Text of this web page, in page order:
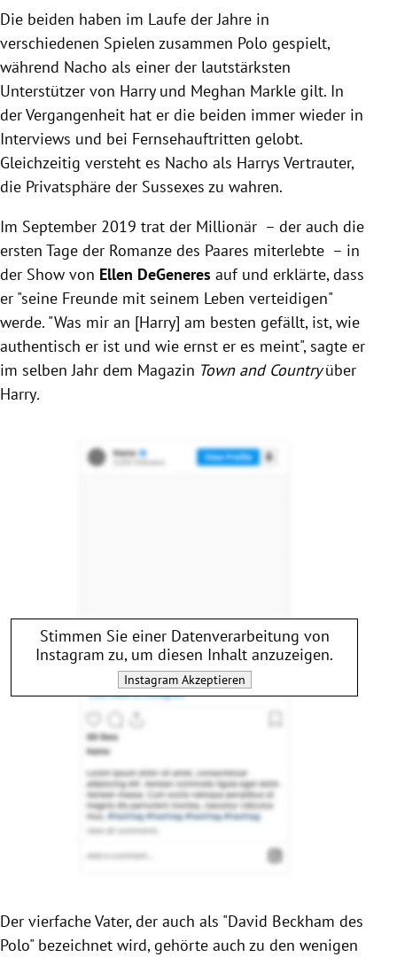
Die beiden haben im Laufe der Jahre in
verschiedenen Spielen zusammen Polo gespielt,
während Nacho als einer der lautstärksten
Unterstützer von Harry und Meghan Markle gilt. In
der Vergangenheit hat er die beiden immer wieder in
Interviews und bei Fernsehauftritten gelobt.
Gleichzeitig versteht es Nacho als Harrys Vertrauter,
die Privatsphäre der Sussexes zu wahren.
Im September 2019 trat der Millionär – der auch die
ersten Tage der Romanze des Paares miterlebte – in
der Show von Ellen DeGeneres auf und erklärte, dass
er "seine Freunde mit seinem Leben verteidigen"
werde. "Was mir an [Harry] am besten gefällt, ist, wie
authentisch er ist und wie ernst er es meint", sagte er
im selben Jahr dem Magazin Town and Countryüber
Harry.
Stimmen Sie einer Datenverarbeitung von
Instagram zu, um diesen Inhalt anzuzeigen.
InstagramAkzeptieren
Der vierfache Vater, der auch als "David Beckham des
Polo" bezeichnet wird, gehörte auch zu den wenigen